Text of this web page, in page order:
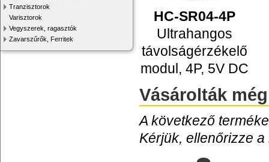
Tranzisztorok
Varisztorok
Vegyszerek, ragasztók
Zavarszűrők, Ferritek
HC-SR04-4P
Ultrahangos
távolságérzékelő
modul, 4P, 5V DC
Vásárolták még
A következő
Kérjük, ellenőrizze